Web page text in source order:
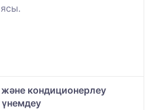
кондиционерлеу
үнемдеу